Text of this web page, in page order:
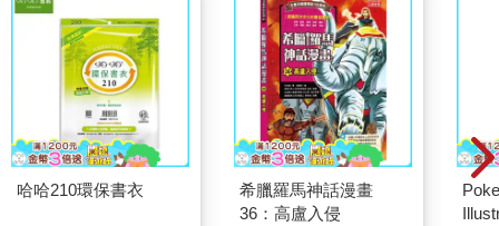
哈哈210環保書衣
希臘羅馬神話漫畫
36：高盧入侵